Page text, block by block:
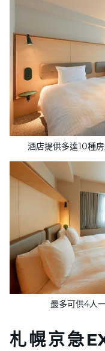
酒店提供多達10種
最多可供4人
札幌京急